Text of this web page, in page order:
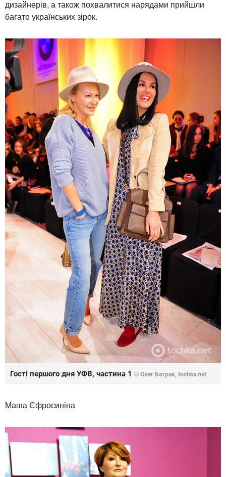
дизайнерів, а також похвалитися нарядами прийшли
багато українських зірок.
Гості першого дня УФВ, частина 1 © Олег Батрак, tochka.net
Маша Єфросиніна